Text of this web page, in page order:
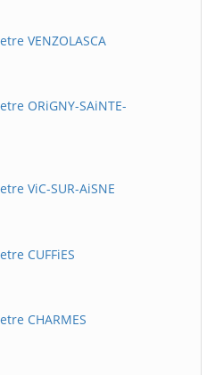
VENZOLASCA
ORiGNY-SAiNTE-
ViC-SUR-AiSNE
CUFFiES
CHARMES